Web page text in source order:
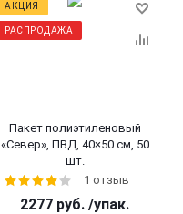
АКЦИЯ
РАСПРОДАЖА
Пакет полиэтиленовый
«Север», ПВД, 40×50 см, 50
шт.
1 отзыв
2277 руб. /упак.